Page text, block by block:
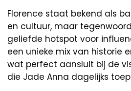
Florence staat bekend als
en cultuur, maar
geliefde hotspot voor
een unieke mix van historie
wat perfect aansluit bij de
die Jade Anna dagelijks